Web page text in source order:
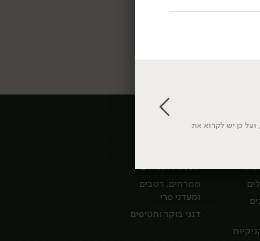
ועל כן יש לקרוא את
קטניות וקמחים
ממרחים, רטבים
ומעדני פרי
דגני בוקר וחטיפים